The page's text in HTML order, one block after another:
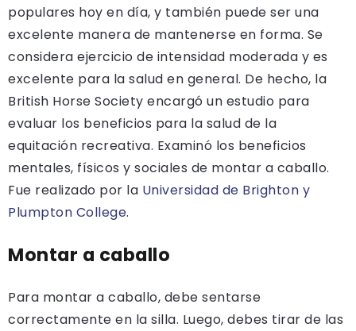
populares hoy en día, y también puede ser una
excelente manera de mantenerse en forma. Se
considera ejercicio de intensidad moderada y es
excelente para la salud en general. De hecho, la
British Horse Society encargó un estudio para
evaluar los beneficios para la salud de la
equitación recreativa. Examinó los beneficios
mentales, físicos y sociales de montar a caballo.
Fue realizado por la Universidad de Brighton y
Plumpton College.
Montar a caballo
Para montar a caballo, debe sentarse
correctamente en la silla. Luego, debes tirar de las